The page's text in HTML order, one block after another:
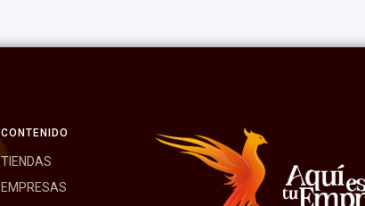
CONTENIDO
TIENDAS
EMPRESAS